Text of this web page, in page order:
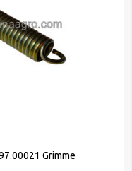
Grimme